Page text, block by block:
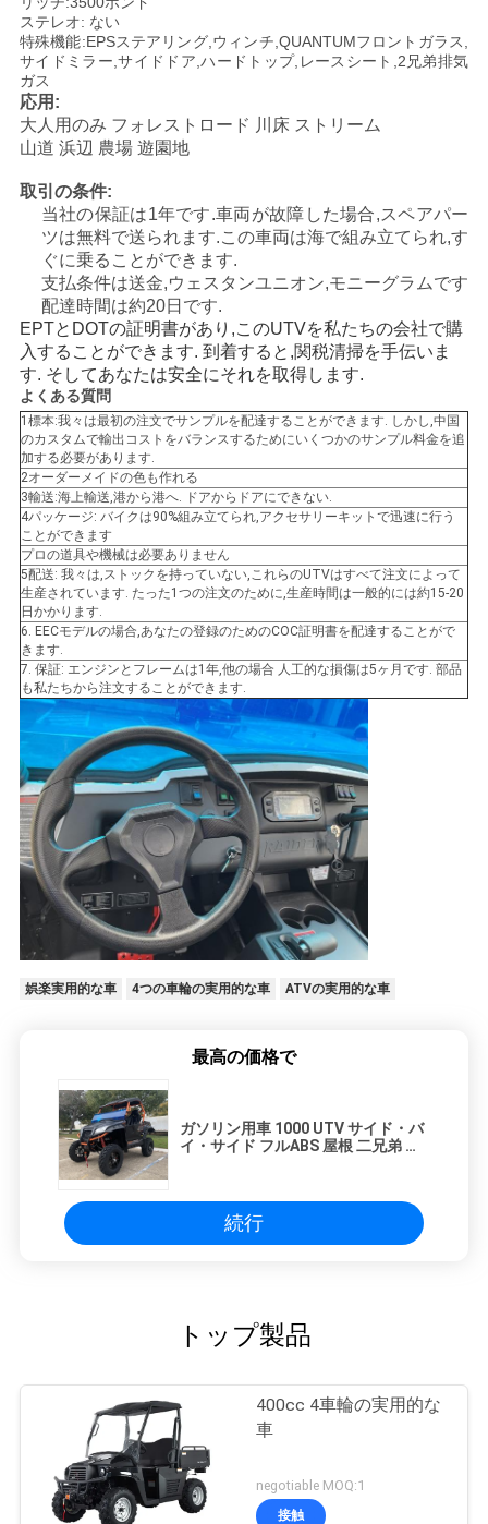
地
図
シ
ー
ポ
リ
シ
ー
ステレオ: ない
特殊機能:EPSステアリング,ウィンチ,QUANTUMフロントガラス,
サイドミラー,サイドドア,ハードトップ,レースシート,2兄弟排気
ガス
応用:
大人用のみ フォレストロード 川床 ストリーム
山道 浜辺 農場 遊園地
取引の条件:
当社の保証は1年です.車両が故障した場合,スペアパー
ツは無料で送られます.この車両は海で組み立てられ,す
ぐに乗ることができます.
支払条件は送金,ウェスタンユニオン,モニーグラムです
配達時間は約20日です.
EPTとDOTの証明書があり,このUTVを私たちの会社で購
入することができます. 到着すると,関税清掃を手伝いま
す. そしてあなたは安全にそれを取得します.
よくある質問
1標本:我々は最初の注文でサンプルを配達することができます. しかし,中国
のカスタムで輸出コストをバランスするためにいくつかのサンプル料金を追
加する必要があります.
2オーダーメイドの色も作れる
3輸送:海上輸送,港から港へ. ドアからドアにできない.
4パッケージ: バイクは90%組み立てられ,アクセサリーキットで迅速に行う
ことができます
プロの道具や機械は必要ありません
5配送: 我々は,ストックを持っていない,これらのUTVはすべて注文によって
生産されています. たった1つの注文のために,生産時間は一般的には約15-20
日かかります.
6. EECモデルの場合,あなたの登録のためのCOC証明書を配達することがで
きます.
7. 保証: エンジンとフレームは1年,他の場合 人工的な損傷は5ヶ月です. 部品
も私たちから注文することができます.
娯楽実用的な車 4つの車輪の実用的な車 ATVの実用的な車
最高の価格で
ガソリン用車 1000 UTV サイド・バ
イ・サイド フルABS 屋根 二兄弟 レ
続行
トップ製品
400cc 4車輪の実用的な
車
negotiable MOQ:1
接触